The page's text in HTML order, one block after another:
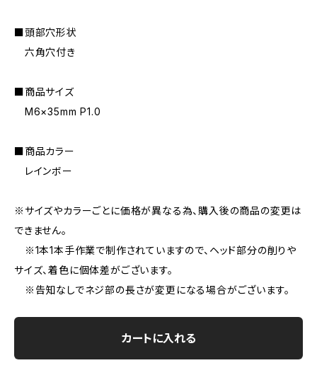
■頭部穴形状
六角穴付き
■商品サイズ
M6×35mm P1.0
■商品カラー
レインボー
※サイズやカラーごとに価格が異なる為、購入後の商品の変更は
できません。
※1本1本手作業で制作されていますので、ヘッド部分の削りや
サイズ、着色に個体差がございます。
※告知なしでネジ部の長さが変更になる場合がございます。
カートに入れる